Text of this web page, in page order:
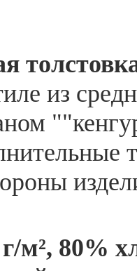
из
м², 80%